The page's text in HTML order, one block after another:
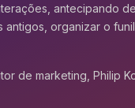
antecipando
organizar o
de marketing, Philip